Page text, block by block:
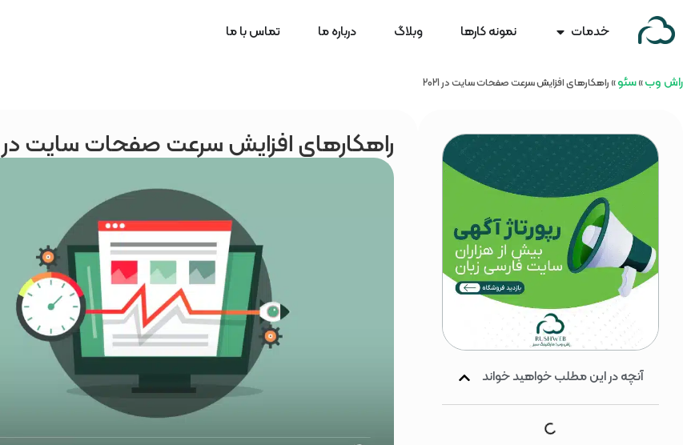
خدمات نمونه کارها وبلاگ درباره ما تماس با ما
راش وب»سئو» راهکارهای افزایش سرعت صفحات سایت در 2021
آنچه در این مطلب خواهید خواند
راهکارهای افزایش سرعت صفحات سایت در 2021